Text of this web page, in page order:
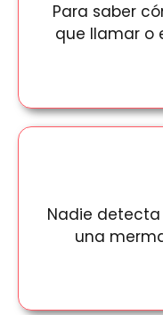
Para saber
que llamar o
Nadie
una